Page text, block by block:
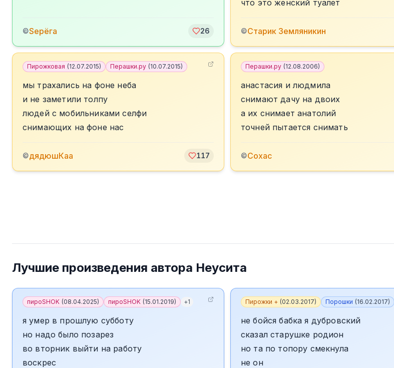
©Sерёга 26
что это женский туалет
©Старик Земляникин
Пирожковая (12.07.2015) Перашки.ру (10.07.2015)
мы трахались на фоне неба
и не заметили толпу
людей с мобильниками селфи
снимающих на фоне нас
©дядюшКаа 117
Перашки.ру (12.08.2006)
анастасия и людмила
снимают дачу на двоих
а их снимает анатолий
точней пытается снимать
©Сохас
Лучшие произведения автора Неусита
пироSHOK (08.04.2025) пироSHOK (15.01.2019) +1
я умер в прошлую субботу
но надо было позарез
во вторник выйти на работу
воскрес
Пирожки + (02.03.2017) Порошки (16.02.2017)
не бойся бабка я дубровский
сказал старушке родион
но та по топору смекнула
не он